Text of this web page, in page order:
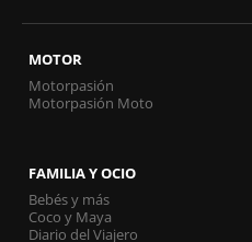
MOTOR
Motorpasión
Motorpasión Moto
FAMILIA Y OCIO
Bebés y más
Coco y Maya
Diario del Viajero